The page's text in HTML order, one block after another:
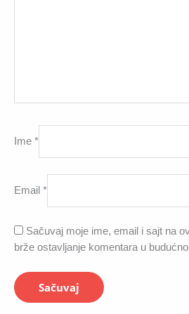
Ime *
Email *
Sačuvaj moje ime, email i sajt na
brže ostavljanje komentara u